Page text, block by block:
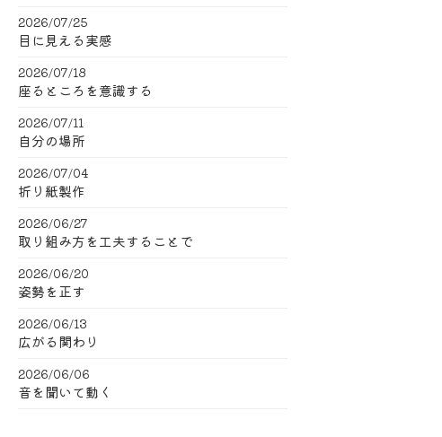
2026/07/25
目に見える実感
2026/07/18
座るところを意識する
2026/07/11
自分の場所
2026/07/04
折り紙製作
2026/06/27
取り組み方を工夫することで
2026/06/20
姿勢を正す
2026/06/13
広がる関わり
2026/06/06
音を聞いて動く